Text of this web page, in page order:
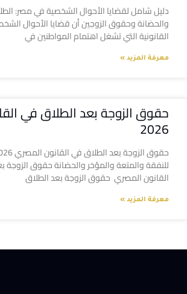
دليل شامل لقضايا الأحوال الشخصية في مصر:
والحضانة وحقوق الزوجين أن قضايا الأحوال
القانونية التي تشغل اهتمام المواطنين في
معرفة المزيد »
حقوق الزوجة بعد الطلاق في
2026
للنفقة والمتعة والمؤخر والحضانة حقوق الزوجة
القانون المصري حقوق الزوجة بعد الطلاق
معرفة المزيد »